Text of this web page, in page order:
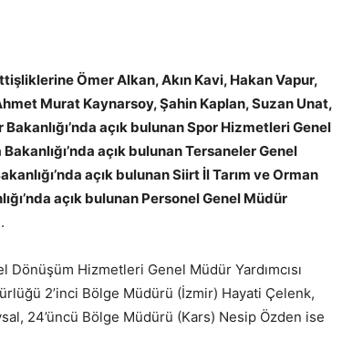
Ömer Alkan, Akın Kavi, Hakan Vapur,
Murat Kaynarsoy, Şahin Kaplan, Suzan Unat,
açık bulunan Spor Hizmetleri Genel
açık bulunan Tersaneler Genel
açık bulunan Siirt İl Tarım ve Orman
açık bulunan Personel Genel Müdür
Dönüşüm Hizmetleri Genel Müdür Yardımcısı
2’inci Bölge Müdürü (İzmir) Hayati Çelenk,
24’üncü Bölge Müdürü (Kars) Nesip Özden ise